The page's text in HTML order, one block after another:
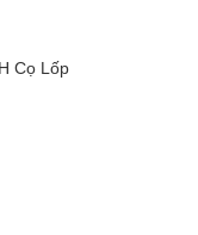
Cọ Lốp